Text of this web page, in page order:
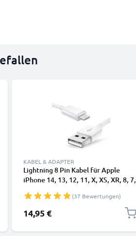
KABEL & ADAPTER
Lightning 8 Pin Kabel für Apple
iPhone 14, 13, 12, 11, X, XS, XR, 8, 7,
Datenkabel für Smartphone
(37 Bewertungen)
14,95 €